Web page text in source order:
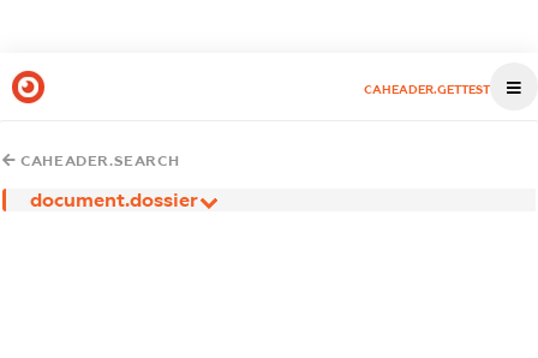
CAHEADER.GETTEST
CAHEADER.SEARCH
document.dossier